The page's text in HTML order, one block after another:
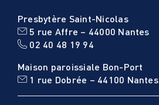
Presbytère Saint-Nicolas
5 rue Affre – 44000 Nantes
02 40 48 19 94
Maison paroissiale Bon-Port
1 rue Dobrée – 44100 Nantes